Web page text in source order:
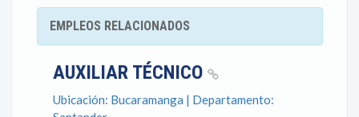
EMPLEOS RELACIONADOS
AUXILIAR TÉCNICO
Ubicación: Bucaramanga | Departamento: